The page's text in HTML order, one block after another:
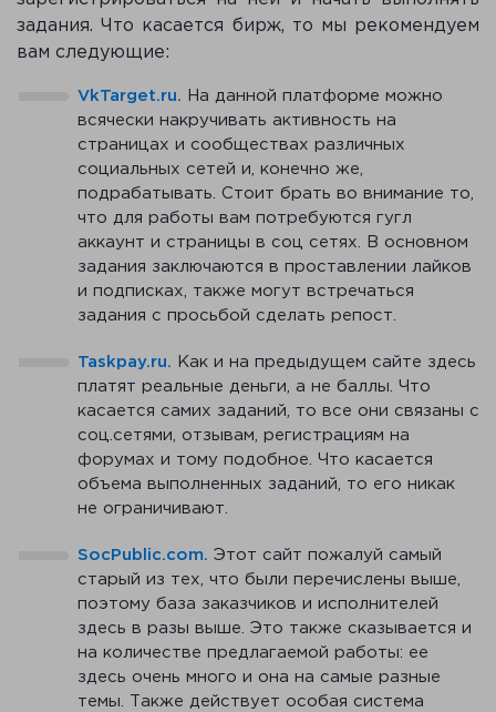
задания. Что касается бирж, то мы рекомендуем
вам следующие:
VkTarget.ru.
На данной платформе можно
всячески накручивать активность на
страницах и сообществах различных
социальных сетей и, конечно же,
подрабатывать. Стоит брать во внимание то,
что для работы вам потребуются гугл
аккаунт и страницы в соц сетях. В основном
задания заключаются в проставлении лайков
и подписках, также могут встречаться
задания с просьбой сделать репост.
Taskpay.ru.
Как и на предыдущем сайте здесь
платят реальные деньги, а не баллы. Что
касается самих заданий, то все они связаны с
соц.сетями, отзывам, регистрациям на
форумах и тому подобное. Что касается
объема выполненных заданий, то его никак
не ограничивают.
SocPublic.com. Этот сайт пожалуй самый
старый из тех, что были перечислены выше,
поэтому база заказчиков и исполнителей
здесь в разы выше. Это также сказывается и
на количестве предлагаемой работы: ее
здесь очень много и она на самые разные
темы. Также действует особая система